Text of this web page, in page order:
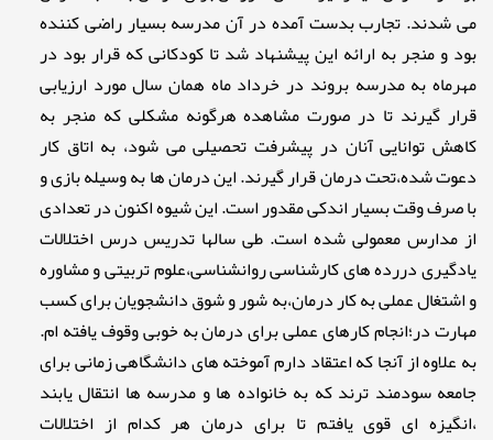
می شدند. تجارب بدست آمده در آن مدرسه بسیار راضی کننده
بود و منجر به ارائه این پیشنهاد شد تا کودکانی که قرار بود در
مهرماه به مدرسه بروند در خرداد ماه همان سال مورد ارزیابی
قرار گیرند تا در صورت مشاهده هرگونه مشکلی که منجر به
کاهش توانایی آنان در پیشرفت تحصیلی می شود، به اتاق کار
دعوت شده،تحت درمان قرار گیرند. این درمان ها به وسیله بازی و
با صرف وقت بسیار اندکی مقدور است. این شیوه اکنون در تعدادی
از مدارس معمولی شده است. طی سالها تدریس درس اختلالات
یادگیری دررده های کارشناسی روانشناسی،علوم تربیتی و مشاوره
و اشتغال عملی به کار درمان،به شور و شوق دانشجویان برای کسب
مهارت در؛انجام کارهای عملی برای درمان به خوبی وقوف یافته ام.
به علاوه از آنجا که اعتقاد دارم آموخته های دانشگاهی زمانی برای
جامعه سودمند ترند که به خانواده ها و مدرسه ها انتقال یابند
،انگیزه ای قوی یافتم تا برای درمان هر کدام از اختلالات